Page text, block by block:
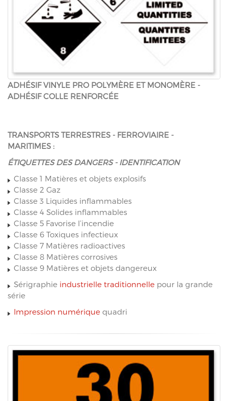
ADHÉSIF VINYLE PRO POLYMÈRE ET MONOMÈRE -
ADHÉSIF COLLE RENFORCÉE
TRANSPORTS TERRESTRES - FERROVIAIRE -
MARITIMES :
ÉTIQUETTES DES DANGERS - IDENTIFICATION
Classe 1 Matières et objets explosifs
Classe 2 Gaz
Classe 3 Liquides inflammables
Classe 4 Solides inflammables
Classe 5 Favorise l’incendie
Classe 6 Toxiques infectieux
Classe 7 Matières radioactives
Classe 8 Matières corrosives
Classe 9 Matières et objets dangereux
Sérigraphie industrielle traditionnelle pour la grande
série
Impression numérique quadri